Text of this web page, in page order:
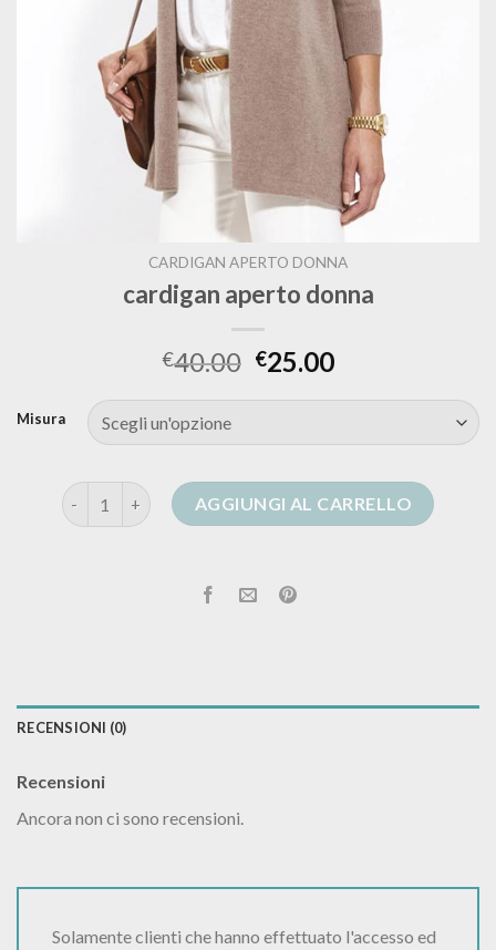
CARDIGAN APERTO DONNA
cardigan aperto donna
€40.00 €25.00
Misura
cardigan aperto donna quantitàAGGIUNGI AL CARRELLO
RECENSIONI (0)
Recensioni
Ancora non ci sono recensioni.
Solamente clienti che hanno effettuato l'accesso ed